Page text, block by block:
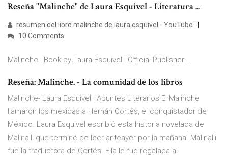
Reseña "Malinche" de Laura Esquivel - Literatura ...
resumen del libro malinche de laura esquivel - YouTube
10 Comments
Malinche | Book by Laura Esquivel | Official Publisher ...
Reseña: Malinche. - La comunidad de los libros
Malinche- Laura Esquivel | Apuntes Literarios El Malinche
llamaron los mexicas a Hernán Cortés, el conquistador de
México. Laura Esquivel escribió esta historia novelada de
Malinalli que terminé de leer anteayer por la mañana. Malinalli
fue la traductora de Cortés. Ella le fue regalada al